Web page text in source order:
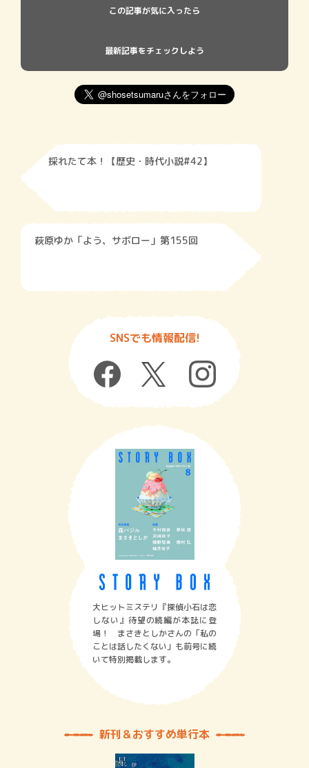
この記事が気に入ったら
最新記事をチェックしよう
採れたて本！【歴史・時代小説#42】
萩原ゆか「よう、サボロー」第155回
SNSでも情報配信!
大ヒットミステリ『探偵小石は恋
しない』待望の続編が本誌に登
場！ まさきとしかさんの「私の
ことは話したくない」も前号に続
いて特別掲載します。
新刊＆おすすめ単行本